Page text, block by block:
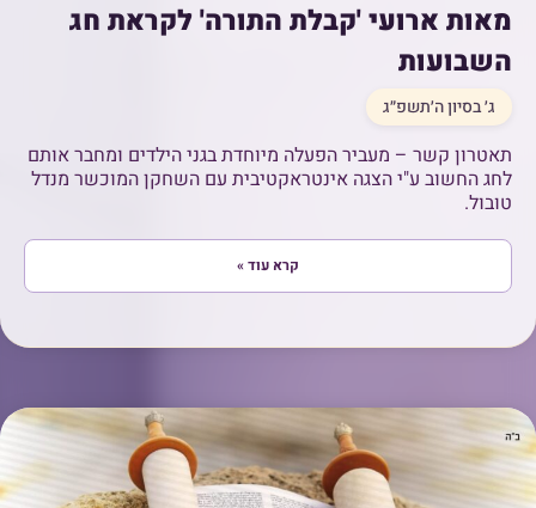
מאות ארועי 'קבלת התורה' לקראת חג
השבועות
ג׳ בסיון ה׳תשפ״ג
תאטרון קשר – מעביר הפעלה מיוחדת בגני הילדים ומחבר אותם
לחג החשוב ע"י הצגה אינטראקטיבית עם השחקן המוכשר מנדל
טובול.
קרא עוד »